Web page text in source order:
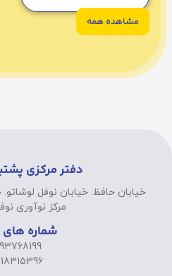
مشاهده همه
دفتر مرکزی
مرکز نوآوری
شماره